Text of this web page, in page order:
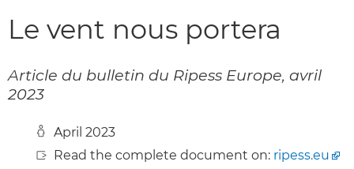
Le vent nous portera
Article du bulletin du Ripess Europe, avril
2023
April 2023
Read the complete document on: ripess.eu